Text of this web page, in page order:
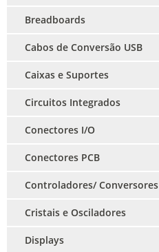
Breadboards
Cabos de Conversão USB
Caixas e Suportes
Circuitos Integrados
Conectores I/O
Conectores PCB
Controladores/ Conversores
Cristais e Osciladores
Displays